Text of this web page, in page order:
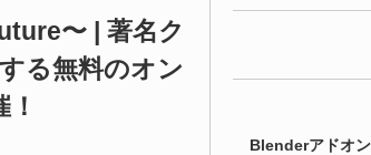
やエディタス...
2026-08-03
スの Unreal Engine プラグインです。Fabと
〜 | 著名ク
る無料のオン
Blenderアドオ